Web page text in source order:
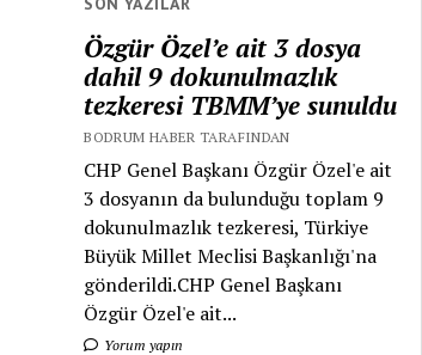
Özgür Özel’e ait 3 dosya
dahil 9 dokunulmazlık
tezkeresi TBMM’ye sunuldu
BODRUM HABER TARAFINDAN
CHP Genel Başkanı Özgür Özel'e ait
3 dosyanın da bulunduğu toplam 9
dokunulmazlık tezkeresi, Türkiye
Büyük Millet Meclisi Başkanlığı'na
gönderildi.CHP Genel Başkanı
Özgür Özel'e ait...
Yorum yapın